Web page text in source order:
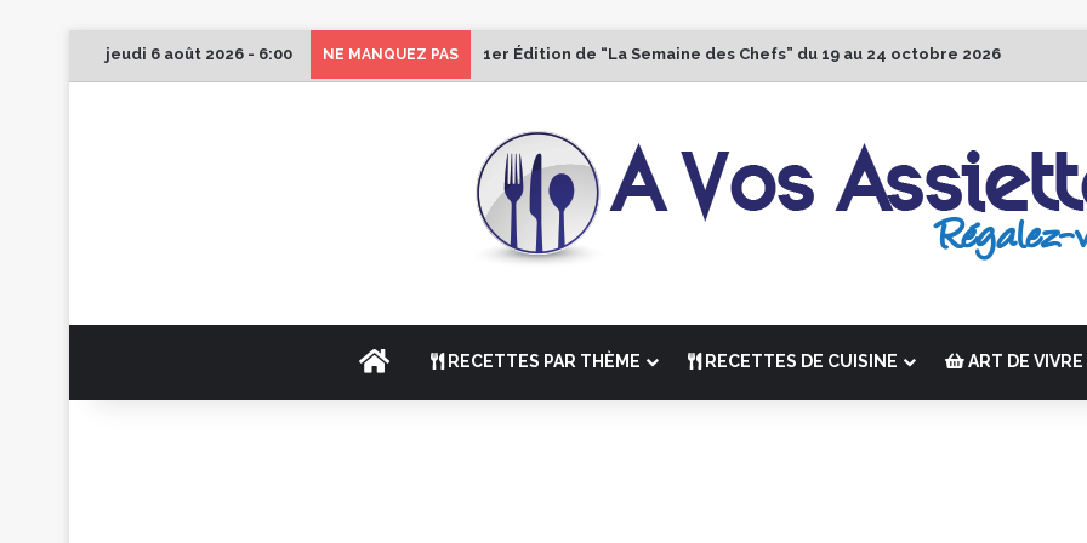
jeudi 6 août 2026 - 6:00 NE MANQUEZ PAS 1er Édition de “La Semaine des Chefs” du 19 au 24 octobre 2026
ACCUEILRECETTES PAR THÈME RECETTES DE CUISINE ART DE VIVRE